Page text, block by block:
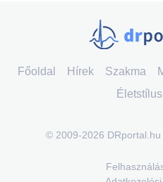
Főoldal Hírek Szakma
Életstílus
© 2009-2026